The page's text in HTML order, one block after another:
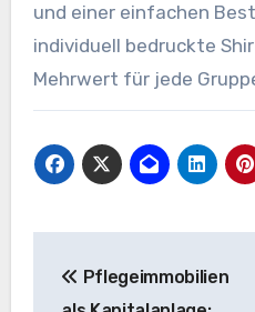
und einer einfachen
individuell bedruckte
Mehrwert für jede
Pflegeimmobilien